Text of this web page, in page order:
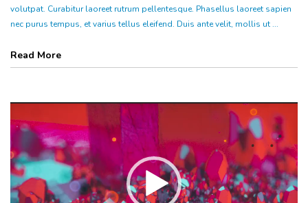
volutpat. Curabitur laoreet rutrum pellentesque. Phasellus laoreet sapien
nec purus tempus, et varius tellus eleifend. Duis ante velit, mollis ut ...
Read More